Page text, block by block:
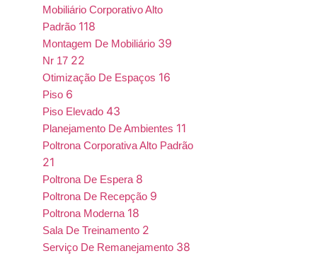
Mobiliário Corporativo Alto
Padrão 118
Montagem De Mobiliário 39
Nr 17 22
Otimização De Espaços 16
Piso 6
Piso Elevado 43
Planejamento De Ambientes 11
Poltrona Corporativa Alto Padrão
21
Poltrona De Espera 8
Poltrona De Recepção 9
Poltrona Moderna 18
Sala De Treinamento 2
Serviço De Remanejamento 38